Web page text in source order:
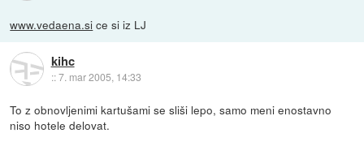
www.vedaena.si ce si iz LJ
kihc
::7. mar 2005, 14:33
To z obnovljenimi kartušami se sliši lepo, samo meni enostavno
niso hotele delovat.